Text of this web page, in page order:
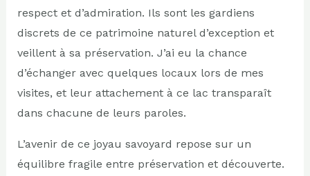
respect et d’admiration. Ils sont les gardiens
discrets de ce patrimoine naturel d’exception et
veillent à sa préservation. J’ai eu la chance
d’échanger avec quelques locaux lors de mes
visites, et leur attachement à ce lac transparaît
dans chacune de leurs paroles.
L’avenir de ce joyau savoyard repose sur un
équilibre fragile entre préservation et découverte.